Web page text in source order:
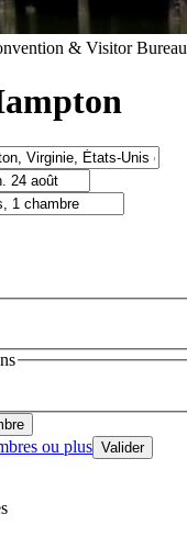
& Visitor Bureau
ou plus Valider